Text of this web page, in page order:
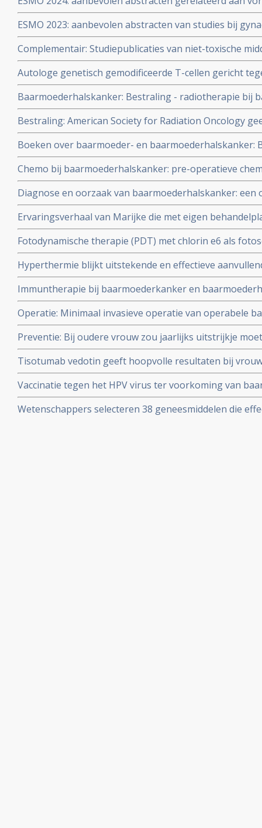
vormen van kanker zoals eierstokkanker,
baarmoederkanker, vulvakanker en
en oncologen wereldwijd copy 1 copy 1
ESMO 2023: aanbevolen abstracten van studies bij
eierstokkanker, baarmoederkanker,
vulvakanker copy 1
Complementair: Studiepublicaties van niet-toxische
literatuurlijst van arts-bioloog drs. Engelbert Valstar,
baarmoederkanker en baarmoederhalskanker
Autologe genetisch gemodificeerde T-cellen gericht
(HPV) 16 E6 geeft bij patienten met vergevorderde
HPV gerelateerde kanker uitstekende resultaten copy
Baarmoederhalskanker: Bestraling - radiotherapie bij
veroorzaakt vaker bij patienten tweede vorm van
is bestraald. Artikel geplaatst 7 april 2010
Bestraling: American Society for Radiation Oncology
radiotherapie te gebruiken voor patienten met
endometriumkanker
Boeken over baarmoeder- en baarmoederhalskanker:
anti-hormonenboek: Femmes si vous saviez: Wat alle
over vooral de rol van hormonen.
Chemo bij baarmoederhalskanker: pre-operatieve
lijkt weinig toe te voegen aan kansen op recidief en
uit meta analyse van Cochrane instituut. Artikel update
Diagnose en oorzaak van baarmoederhalskanker: een
recente ontwikkelingen.
Ervaringsverhaal van Marijke die met eigen
toxische aanpak haar baarmoederkanker al twee jaar
ziekteprogressie
Fotodynamische therapie (PDT) met chlorin e6 als
resultaten in doden van het Human Papilloma Virus bij
baarmoederkanker gerelateerd aan het HPV virus.
Hyperthermie blijkt uitstekende en effectieve
baarmoederhalskanker. Een overzicht van een aantal
baarmoederhalskanker.
Immuntherapie bij baarmoederkanker en
Operatie: Minimaal invasieve operatie van operabele
groter risico op recidief en overlijden dan open
Preventie: Bij oudere vrouw zou jaarlijks uitstrijkje
adviseren artsen nu uit studie blijkt dat bij vrouwen
baarmoederhalskanker zelden nog operatief te
Tisotumab vedotin geeft hoopvolle resultaten bij
behandelde uitgezaaide baarmoederhalskanker
Vaccinatie tegen het HPV virus ter voorkoming van
van belangrijke artikelen en studies.
Wetenschappers selecteren 38 geneesmiddelen die